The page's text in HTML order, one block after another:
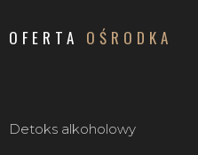
OFERTA OŚRODKA
Detoks alkoholowy